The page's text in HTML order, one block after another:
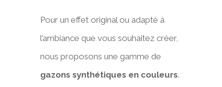
Pour un effet original ou adapté à
l’ambiance que vous souhaitez créer,
nous proposons une gamme de
gazons synthétiques en couleurs.